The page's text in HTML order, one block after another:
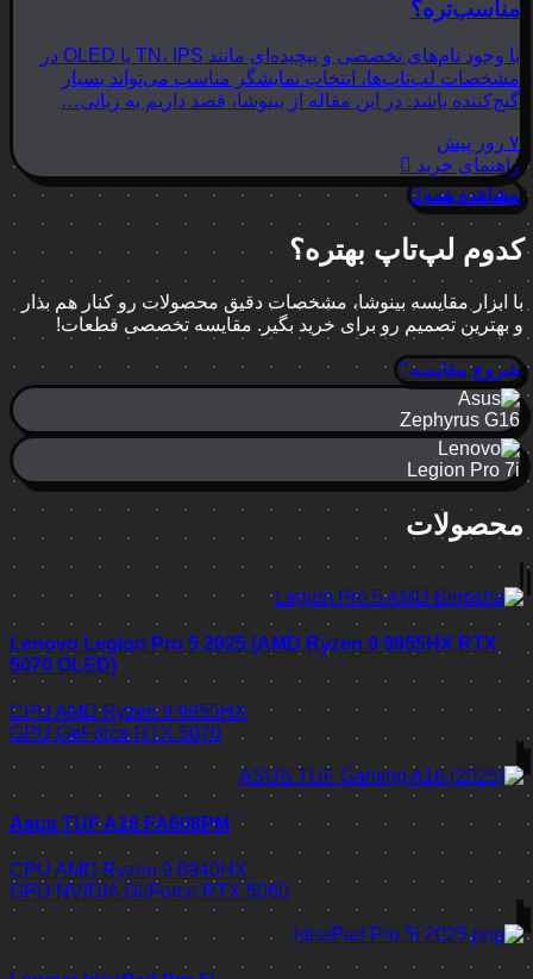
مناسب‌تره؟
با وجود نام‌های تخصصی و پیچیده‌ای مانند TN، IPS یا OLED در
مشخصات لپ‌تاپ‌ها، انتخاب نمایشگر مناسب می‌تواند بسیار
گیج‌کننده باشد. در این مقاله از بینوشا، قصد داریم به زبانی…
۷ روز پیش
راهنمای خرید
مشاهده همه
کدوم لپ‌تاپ بهتره؟
با ابزار مقایسه بینوشا، مشخصات دقیق محصولات رو کنار هم بذار
و بهترین تصمیم رو برای خرید بگیر. مقایسه تخصصی قطعات!
شروع مقایسه
Zephyrus G16
Legion Pro 7i
محصولات
Lenovo Legion Pro 5 2025 (AMD Ryzen 9 9955HX RTX
5070 OLED)
CPU AMD Ryzen 9 9955HX
GPU GeForce RTX 5070
Asus TUF A16 FA608PM
CPU AMD Ryzen 9 8940HX
GPU NVIDIA GeForce RTX 5060